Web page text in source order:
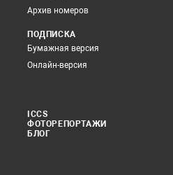
Архив номеров
ПОДПИСКА
Бумажная версия
Онлайн-версия
ICCS
ФОТОРЕПОРТАЖИ
БЛОГ